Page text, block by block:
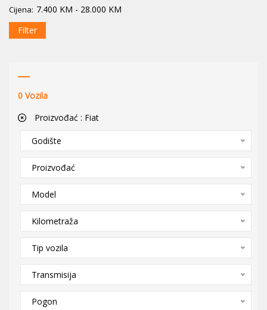
Cijena: 7.400 KM - 28.000 KM
Filter
0 Vozila
Proizvođać : Fiat
Godište
Proizvođać
Model
Kilometraža
Tip vozila
Transmisija
Pogon